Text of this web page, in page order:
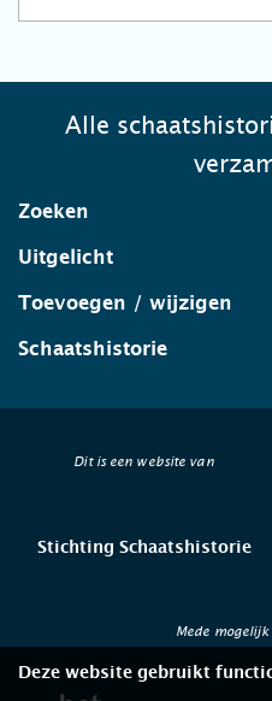
Alle
Zoeken
Uitgelicht
Toevoegen / wijzigen
Schaatshistorie
Dit is een website van
Stichting Schaatshistorie
Mede
Deze website gebruikt